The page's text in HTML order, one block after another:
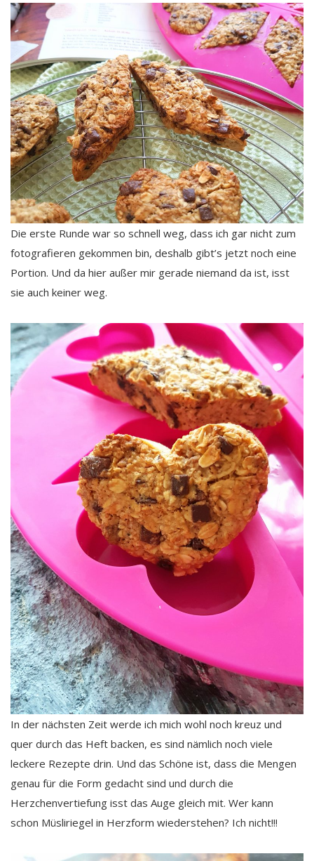
Die erste Runde war so schnell weg, dass ich gar nicht zum
fotografieren gekommen bin, deshalb gibt’s jetzt noch eine
Portion. Und da hier außer mir gerade niemand da ist, isst
sie auch keiner weg.
In der nächsten Zeit werde ich mich wohl noch kreuz und
quer durch das Heft backen, es sind nämlich noch viele
leckere Rezepte drin. Und das Schöne ist, dass die Mengen
genau für die Form gedacht sind und durch die
Herzchenvertiefung isst das Auge gleich mit. Wer kann
schon Müsliriegel in Herzform wiederstehen? Ich nicht!!!